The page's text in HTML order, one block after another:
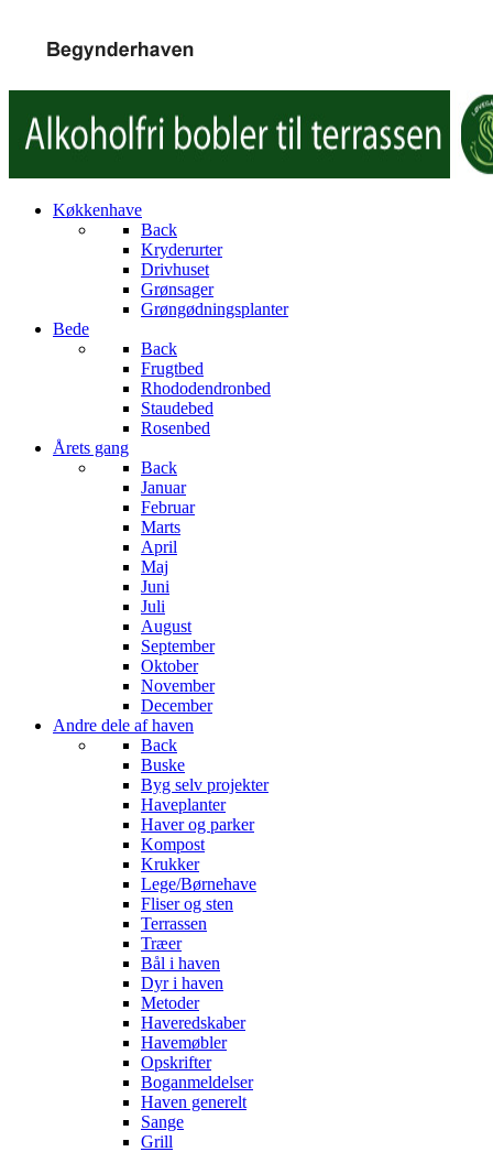
Køkkenhave
Back
Kryderurter
Drivhuset
Grønsager
Grøngødningsplanter
Bede
Back
Frugtbed
Rhododendronbed
Staudebed
Rosenbed
Årets gang
Back
Januar
Februar
Marts
April
Maj
Juni
Juli
August
September
Oktober
November
December
Andre dele af haven
Back
Buske
Byg selv projekter
Haveplanter
Haver og parker
Kompost
Krukker
Lege/Børnehave
Fliser og sten
Terrassen
Træer
Bål i haven
Dyr i haven
Metoder
Haveredskaber
Havemøbler
Opskrifter
Boganmeldelser
Haven generelt
Sange
Grill